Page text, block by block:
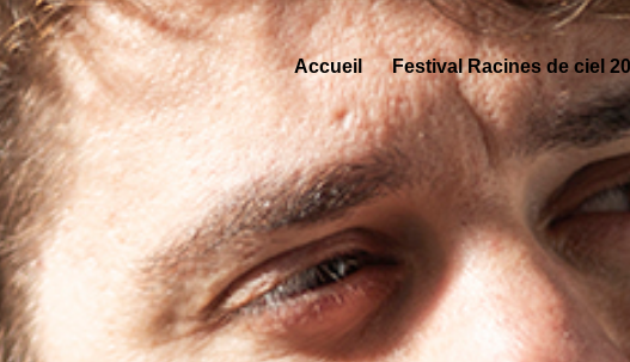
Accueil Festival Racines de ciel